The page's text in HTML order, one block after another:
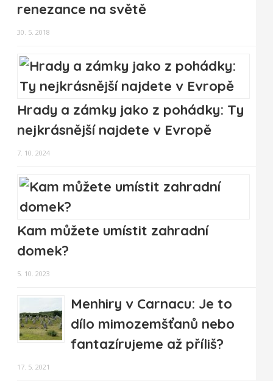
renezance na světě
30. 5. 2018
Hrady a zámky jako z pohádky: Ty
nejkrásnější najdete v Evropě
7. 10. 2024
Kam můžete umístit zahradní
domek?
5. 10. 2023
Menhiry v Carnacu: Je to
dílo mimozemšťanů nebo
fantazírujeme až příliš?
17. 5. 2021